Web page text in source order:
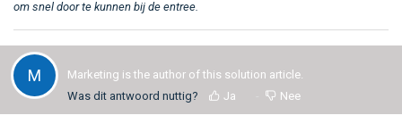
om snel door te kunnen bij de entree.
M
Marketing is the author of this solution article.
Was dit antwoord nuttig?
Ja Nee